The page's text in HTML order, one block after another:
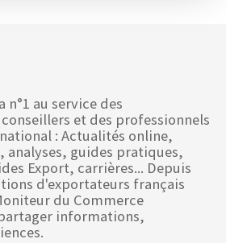
n°1 au service des
et des professionnels
: Actualités online,
analyses, guides pratiques,
Export, carrières... Depuis
d'exportateurs français
du Commerce
informations,